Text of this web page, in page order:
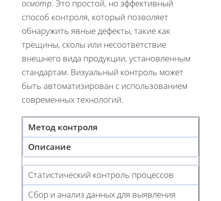
осмотр. Это простой, но эффективный
способ контроля, который позволяет
обнаружить явные дефекты, такие как
трещины, сколы или несоответствие
внешнего вида продукции, установленным
стандартам. Визуальный контроль может
быть автоматизирован с использованием
современных технологий.
Метод контроля
Описание
Статистический контроль процессов
Сбор и анализ данных для выявления